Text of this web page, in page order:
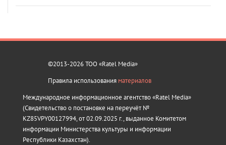
©2013-2026 ТОО «Ratel Media»
Правила использования материалов
Международное информационное агентство «Ratel Media»
(Свидетельство о постановке на переучёт №
KZ85VPY00127994, от 02.09.2025 г., выданное Комитетом
информации Министерства культуры и информации
Республики Казахстан).